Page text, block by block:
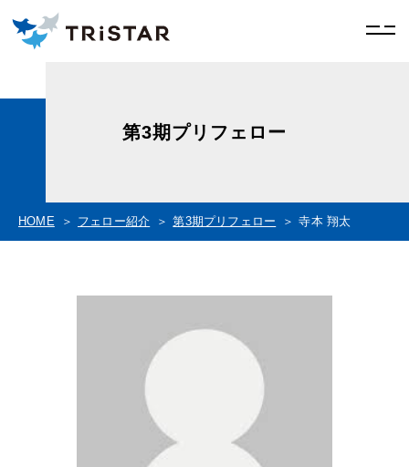
第3期プリフェロー
HOME フェロー紹介 第3期プリフェロー 寺本 翔太